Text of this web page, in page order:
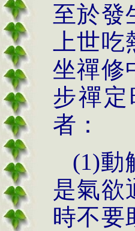
至於發
上世
坐禪修
步禪
者：
(1)動
是氣欲
時不要